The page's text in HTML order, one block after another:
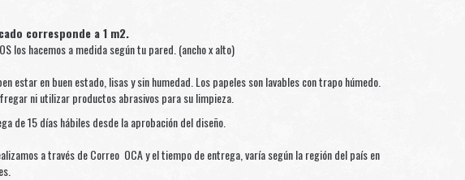
corresponde a 1 m2.
los hacemos a medida según tu pared. (ancho x alto)
estar en buen estado, lisas y sin humedad. Los papeles son lavables con trapo húmedo.
ni utilizar productos abrasivos para su limpieza.
de 15 días hábiles desde la aprobación del diseño.
a través de Correo OCA y el tiempo de entrega, varía según la región del país en